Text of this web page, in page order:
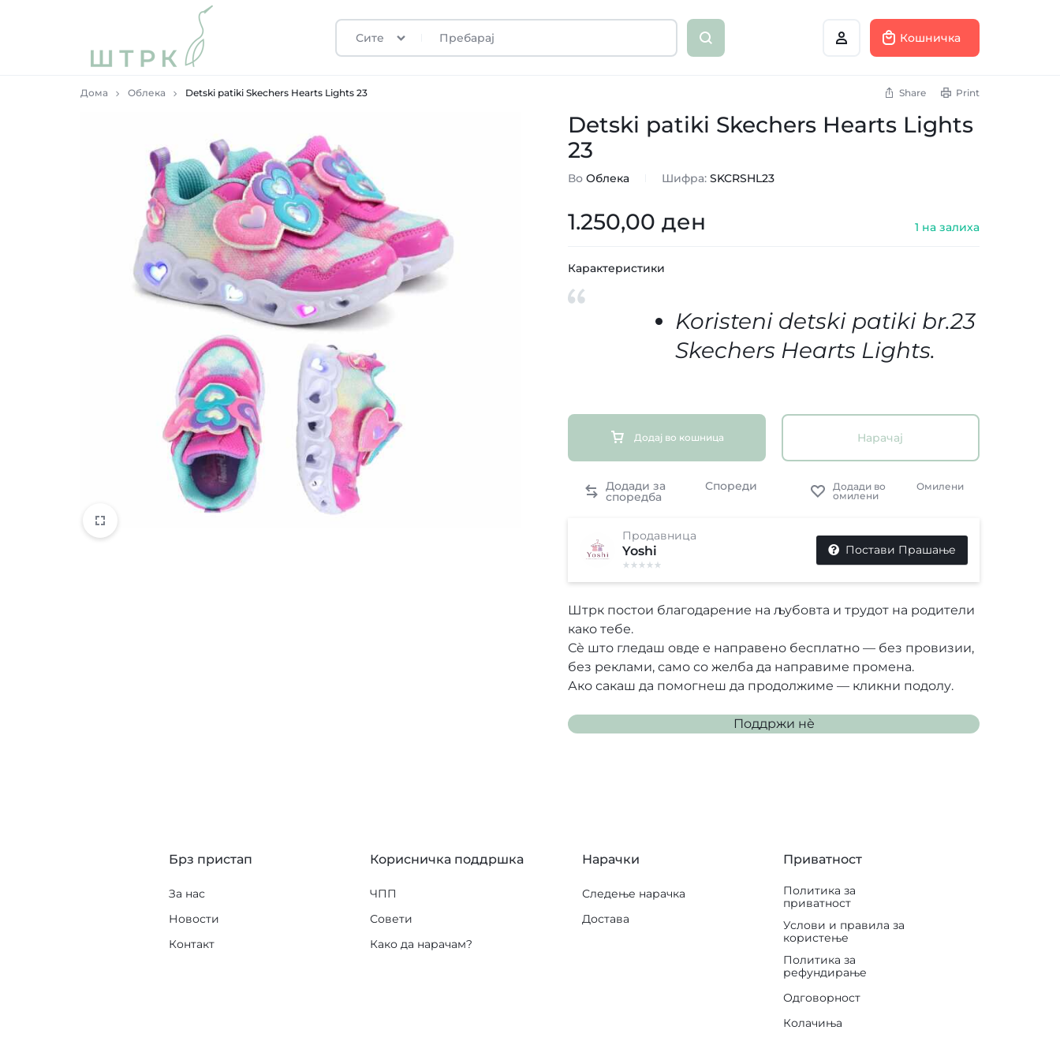
ШТРК
ПРОДАВНИЦА
Сите Кошничка
Дома Облека Detski patiki Skechers Hearts Lights 23 Share Print
Detski patiki Skechers Hearts Lights
23
ВоОблека Шифра:SKCRSHL23
1.250,00ден 1 на залиха
Карактеристики
Koristeni detski patiki br.23
Skechers Hearts Lights.
Додај во кошница Нарачај
Спореди Омилени
Продавница
Yoshi Постави Прашање
Штрк постои благодарение на љубовта и трудот на родители
како тебе.
Сè што гледаш овде е направено бесплатно — без провизии,
без реклами, само со желба да направиме промена.
Ако сакаш да помогнеш да продолжиме — кликни подолу.
Поддржи нѐ
Брз пристап
За нас
Новости
Контакт
Корисничка поддршка
ЧПП
Совети
Како да нарачам?
Нарачки
Следење нарачка
Достава
Приватност
Политика за
приватност
Услови и правила за
користење
Политика за
рефундирање
Одговорност
Колачиња